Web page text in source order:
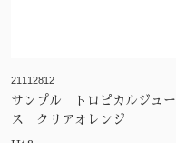
21112812
サンプル トロピカルジュー
ス クリアオレンジ